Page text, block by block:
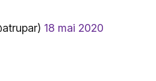
18 mai 2020